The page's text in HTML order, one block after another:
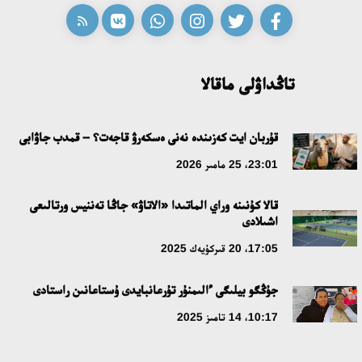
ابايدىڭ ادام تاربيەسى تۋرالى كوزقاراستارىنىڭ وزەكتىلىگى
مە؟
18:16، 20 شىلدە 2026
ۇلتتىق ءارحيۆتىڭ اشىلعانىنا 20 جىل: نەگىزگى جەتىستىكتەرى مەن
دامۋ باعىتى
مەملەكەت باسشىسى كوبەيتۇز كولىنىڭ جاي-كۇيىنە نازار اۋداردى
تاڭداۋلى ماقالا
قۇربان ايت كەزىندە نەنى ەسكەرۋ قاجەت؟ – قمدب جاۋابى
23:01، 25 مامىر 2026
قالا كۇنىنە وراي الماتىدا «الاتاۋ» جاڭا تەننيس ورتالىعى
اشىلادى
17:05، 20 قىركۇيەك 2025
جۇڭگو بيلىگى ءالىمنۇر تۇرعانبايدى ۇستاعانىن راستادى
10:17، 14 تامىز 2025